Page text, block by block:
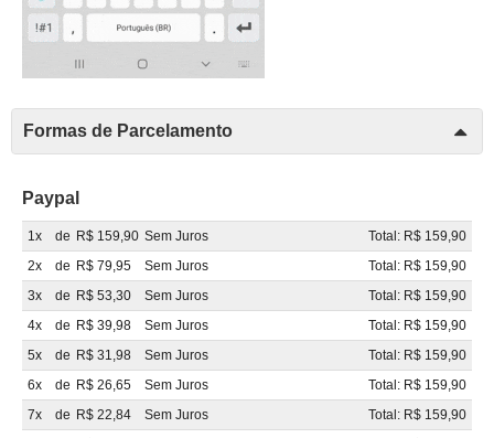
Formas de Parcelamento
Paypal
1x de R$ 159,90 Sem Juros
Total: R$ 159,90
2x
de R$ 79,95 Sem Juros
Total: R$ 159,90
3x
de R$ 53,30 Sem Juros
Total: R$ 159,90
4x
de R$ 39,98 Sem Juros
Total: R$ 159,90
5x
de R$ 31,98 Sem Juros
Total: R$ 159,90
6x
de R$ 26,65 Sem Juros
Total: R$ 159,90
7x
de R$ 22,84 Sem Juros
Total: R$ 159,90